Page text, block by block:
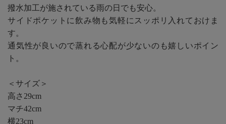
撥水加工が施されている雨の日でも安心。
サイドポケットに飲み物も気軽にスッポリ入れておけま
す。
通気性が良いので蒸れる心配が少ないのも嬉しいポイン
ト。
＜サイズ＞
高さ29cm
マチ42cm
横23cm